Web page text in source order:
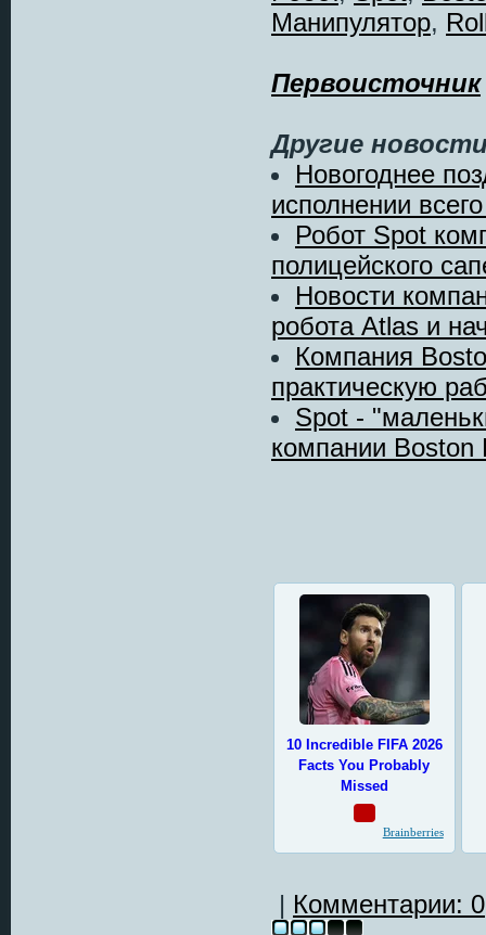
Манипулятор,
Первоисточник
Другие
Новогоднее
исполнении
Робот Spot
полицейского
Новости
робота Atlas и
Компания
практическую
Spot -
компании Boston
| Комментарии: 0